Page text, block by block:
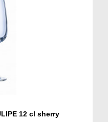
12 cl sherry